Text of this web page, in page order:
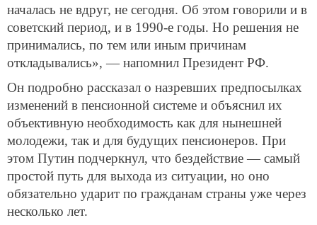
началась не вдруг, не сегодня. Об этом говорили и в
советский период, и в 1990-е годы. Но решения не
принимались, по тем или иным причинам
откладывались», — напомнил Президент РФ.
Он подробно рассказал о назревших предпосылках
изменений в пенсионной системе и объяснил их
объективную необходимость как для нынешней
молодежи, так и для будущих пенсионеров. При
этом Путин подчеркнул, что бездействие — самый
простой путь для выхода из ситуации, но оно
обязательно ударит по гражданам страны уже через
несколько лет.